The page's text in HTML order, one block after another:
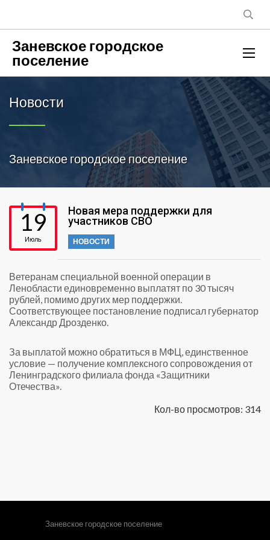
Заневское городское
поселение
Новости
Заневское городское поселение
19
Июль
Новая мера поддержки для
участников СВО
НОВОСТИ
Ветеранам специальной военной операции в
Ленобласти единовременно выплатят по 30 тысяч
рублей, помимо других мер поддержки.
Соответствующее постановление подписал губернатор
Александр Дрозденко.
За выплатой можно обратиться в МФЦ, единственное
условие — получение комплексного сопровождения от
Ленинградского филиала фонда «Защитники
Отечества».
Кол-во просмотров: 314
Заневское городское поселение